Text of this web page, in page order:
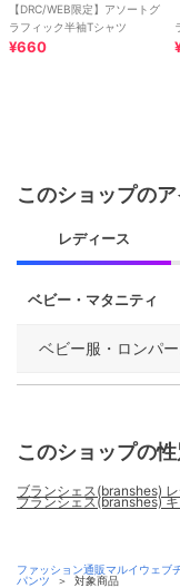
【DRC/WEB限定】アソートグ
ラフィック半袖Tシャツ
¥660
このショップの
レディース
ベビー・マタニティ
ベビー服・ロンパー
このショップの
ブランシェス(branshes)
ブランシェス(branshes)
ファッション通販マルイウェブ
パンツ
＞ 対象商品